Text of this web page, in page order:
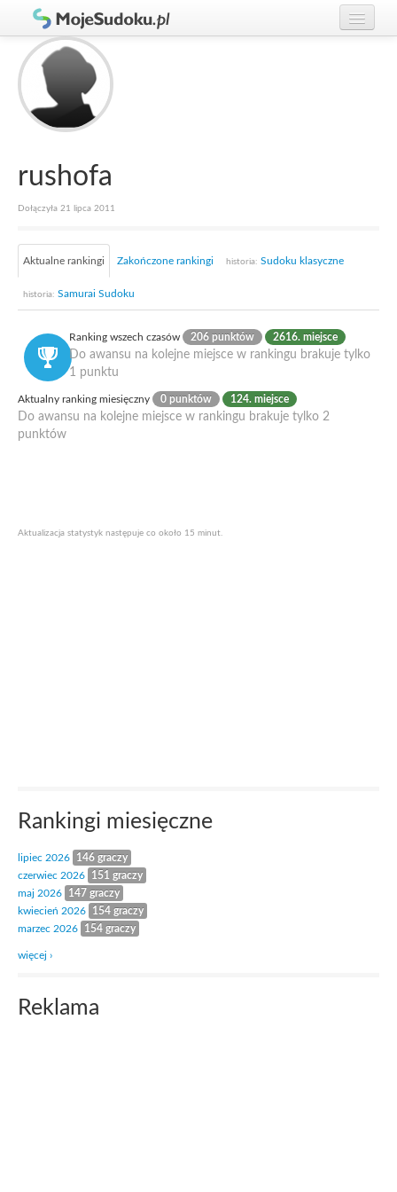
Graj w Sudoku!
Zasady Sudoku
Rankingi
Gracze
rushofa
Dołączyła 21 lipca 2011
Aktualne rankingi Zakończone rankingi historia: Sudoku klasyczne
historia: Samurai Sudoku
Ranking wszech czasów 206 punktów 2616. miejsce
Do awansu na kolejne miejsce w rankingu brakuje tylko
1 punktu
Aktualny ranking miesięczny 0 punktów 124. miejsce
Do awansu na kolejne miejsce w rankingu brakuje tylko 2
punktów
Aktualizacja statystyk następuje co około 15 minut.
Rankingi miesięczne
lipiec 2026
146 graczy
czerwiec 2026
151 graczy
maj 2026
147 graczy
kwiecień 2026
154 graczy
marzec 2026
154 graczy
więcej ›
Reklama